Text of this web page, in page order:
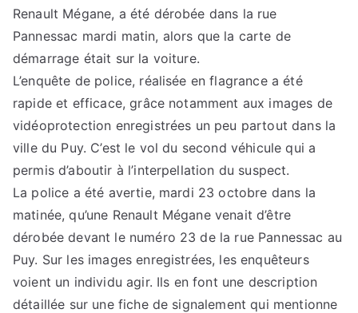
Renault Mégane, a été dérobée dans la rue
Pannessac mardi matin, alors que la carte de
démarrage était sur la voiture.
L’enquête de police, réalisée en flagrance a été
rapide et efficace, grâce notamment aux images de
vidéoprotection enregistrées un peu partout dans la
ville du Puy. C’est le vol du second véhicule qui a
permis d’aboutir à l’interpellation du suspect.
La police a été avertie, mardi 23 octobre dans la
matinée, qu’une Renault Mégane venait d’être
dérobée devant le numéro 23 de la rue Pannessac au
Puy. Sur les images enregistrées, les enquêteurs
voient un individu agir. Ils en font une description
détaillée sur une fiche de signalement qui mentionne